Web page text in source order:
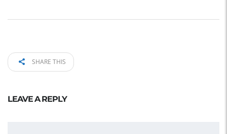
SHARE THIS
LEAVE A REPLY